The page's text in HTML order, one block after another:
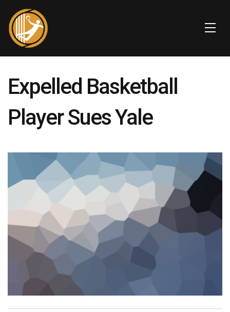
Expelled Basketball
Player Sues Yale